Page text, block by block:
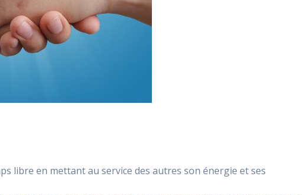
libre en mettant au service des autres son énergie et ses